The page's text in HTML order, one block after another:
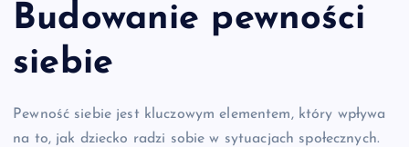
Budowanie pewności
siebie
Pewność siebie jest kluczowym elementem, który wpływa
na to, jak dziecko radzi sobie w sytuacjach społecznych.